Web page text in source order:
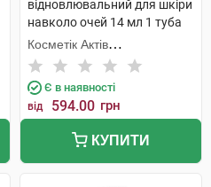
відновлювальний для шкіри
навколо очей 14 мл 1 туба
Косметік Актів
Інтернаціональ
Є в наявності
від 594.00 грн
КУПИТИ